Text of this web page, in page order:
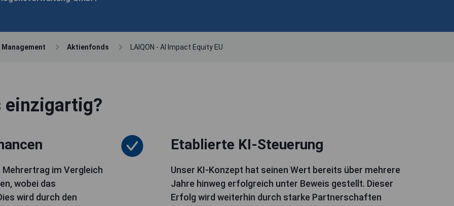
Aktienfonds LAIQON - AI Impact Equity EU
einzigartig?
Mehrertrag im Vergleich
wobei das
wird durch den
Etablierte KI-Steuerung
Unser KI-Konzept hat seinen Wert bereits über mehrere
Jahre hinweg erfolgreich unter Beweis gestellt. Dieser
Erfolg wird weiterhin durch starke Partnerschaften